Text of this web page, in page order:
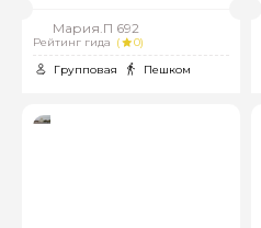
Мария.П 692
Рейтинг гида (
0)
Групповая
Пешком